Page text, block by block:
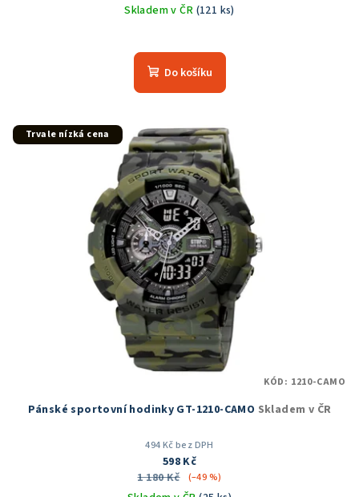
Skladem v ČR (121 ks)
hodnocení
produktu
5
hvězdiček.
Do košíku
Trvale nízká cena
Pánské sportovní hodinky GT-1210-CAMO Skladem v ČR
494 Kč bez DPH
598 Kč
1 180 Kč
(–49 %)
KÓD: 1210-CAMO